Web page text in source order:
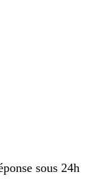
sous 24h